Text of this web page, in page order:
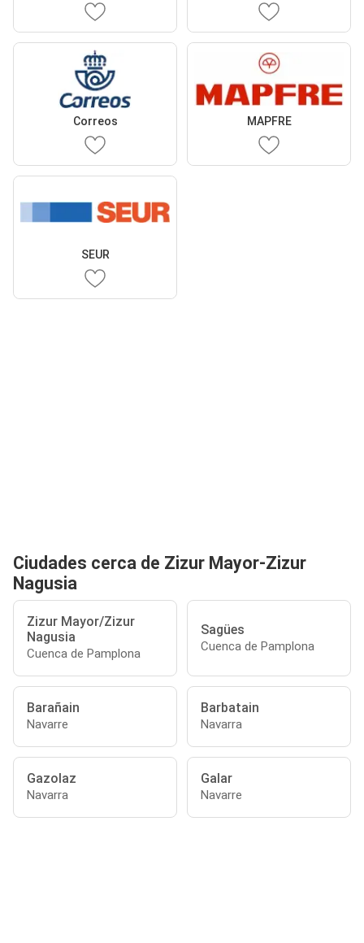
Correos MAPFRE
SEUR
Ciudades cerca de Zizur Mayor-Zizur
Nagusia
Zizur Mayor/Zizur
Nagusia
Cuenca de Pamplona
Sagües
Cuenca de Pamplona
Barañain
Navarre
Barbatain
Navarra
Gazolaz
Navarra
Galar
Navarre